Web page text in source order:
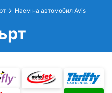
Наем на автомобил Avis